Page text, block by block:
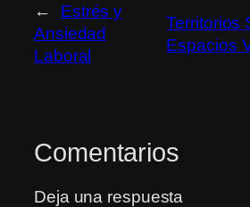
←
Estrés y
Ansiedad
Laboral
Territorios
Espacios
Comentarios
Deja una respuesta